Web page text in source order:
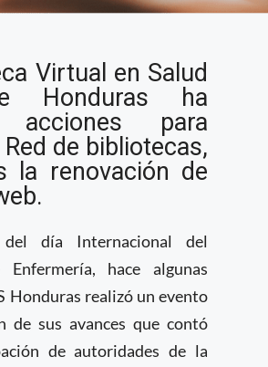
nuevo
Virtual en Salud
Honduras ha
acciones para
de bibliotecas,
la renovación de
día Internacional del
hace algunas
Honduras realizó un evento
de sus avances que contó
de autoridades de la